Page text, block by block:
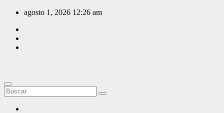
Saltar
contenido
agosto 1, 2026 12:26 am